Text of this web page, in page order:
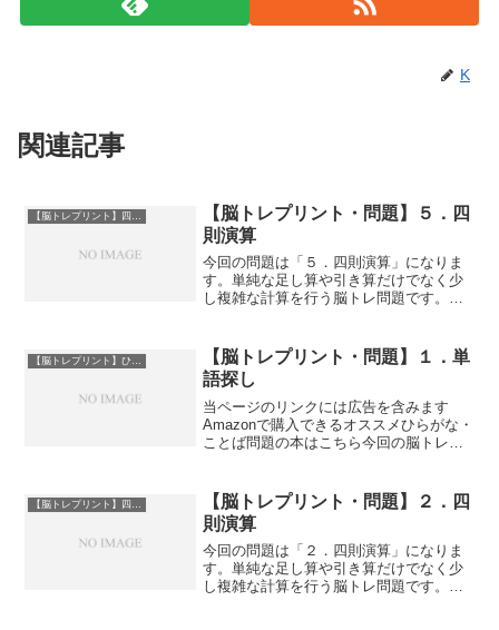
K
関連記事
【脳トレプリント】四則演算
【脳トレプリント・問題】５．四
則演算
今回の問題は「５．四則演算」になりま
す。単純な足し算や引き算だけでなく少
し複雑な計算を行う脳トレ問題です。計
ァイルのダウンロードはサンプル画像下
にあります。ダウンロー...
【脳トレプリント・問題】１．単
語探し
当ページのリンクには広告を含みます
Amazonで購入できるオススメひらがな・
ことば問題の本はこちら今回の脳トレプ
になります。PDFファイルのダウンロー
ドはサンプル画像下...
【脳トレプリント・問題】２．四
則演算
今回の問題は「２．四則演算」になりま
す。単純な足し算や引き算だけでなく少
し複雑な計算を行う脳トレ問題です。計